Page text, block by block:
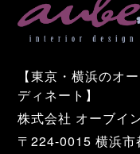
【東京・横浜のオ
ディネート】
株式会社 オーブイ
〒224-0015 横浜